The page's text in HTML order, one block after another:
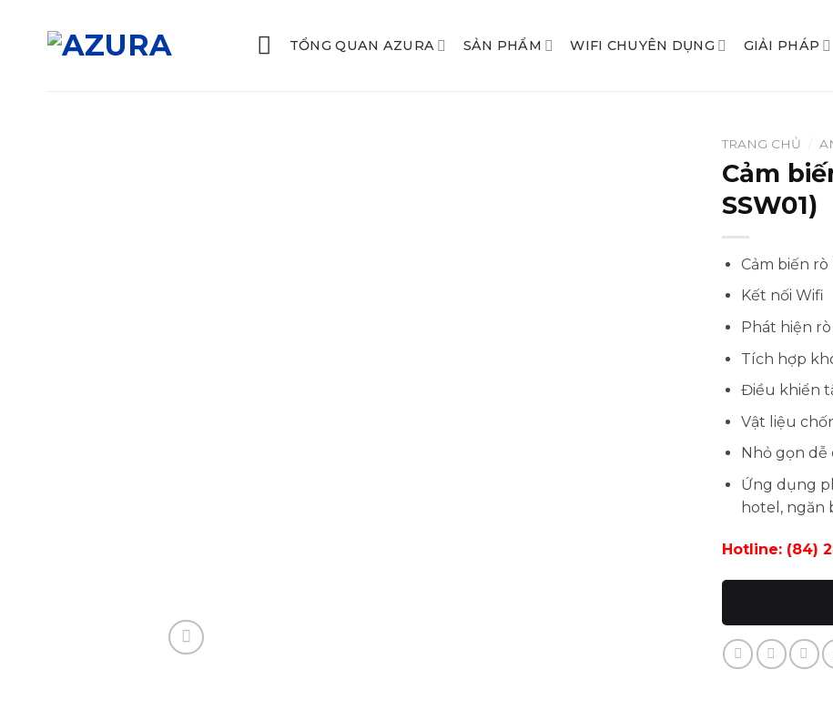
TỔNG QUAN AZURA SẢN PHẨM WIFI CHUYÊN DỤNG GIẢI PHÁP
TRANG CHỦ
Cảm
SSW01)
Cảm biến rò
Kết nối Wifi
Phát hiện
Tích hợp
Điều khiển
Vật liệu
Nhỏ gọn
Ứng dụng
hotel, ngăn
Hotline: (84)